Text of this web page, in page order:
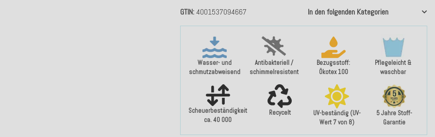
Wasser- und
schmutzabweisend
Antibakteriell /
schimmelresistent
Bezugsstoff:
Ökotex 100
Pflegeleicht &
waschbar
Scheuerbeständigkeit
ca. 40 000
Recycelt
UV-beständig (UV-
Wert 7 von 8)
5 Jahre Stoff-
Garantie
GTIN 4001537094667 In den folgenden Kategorien